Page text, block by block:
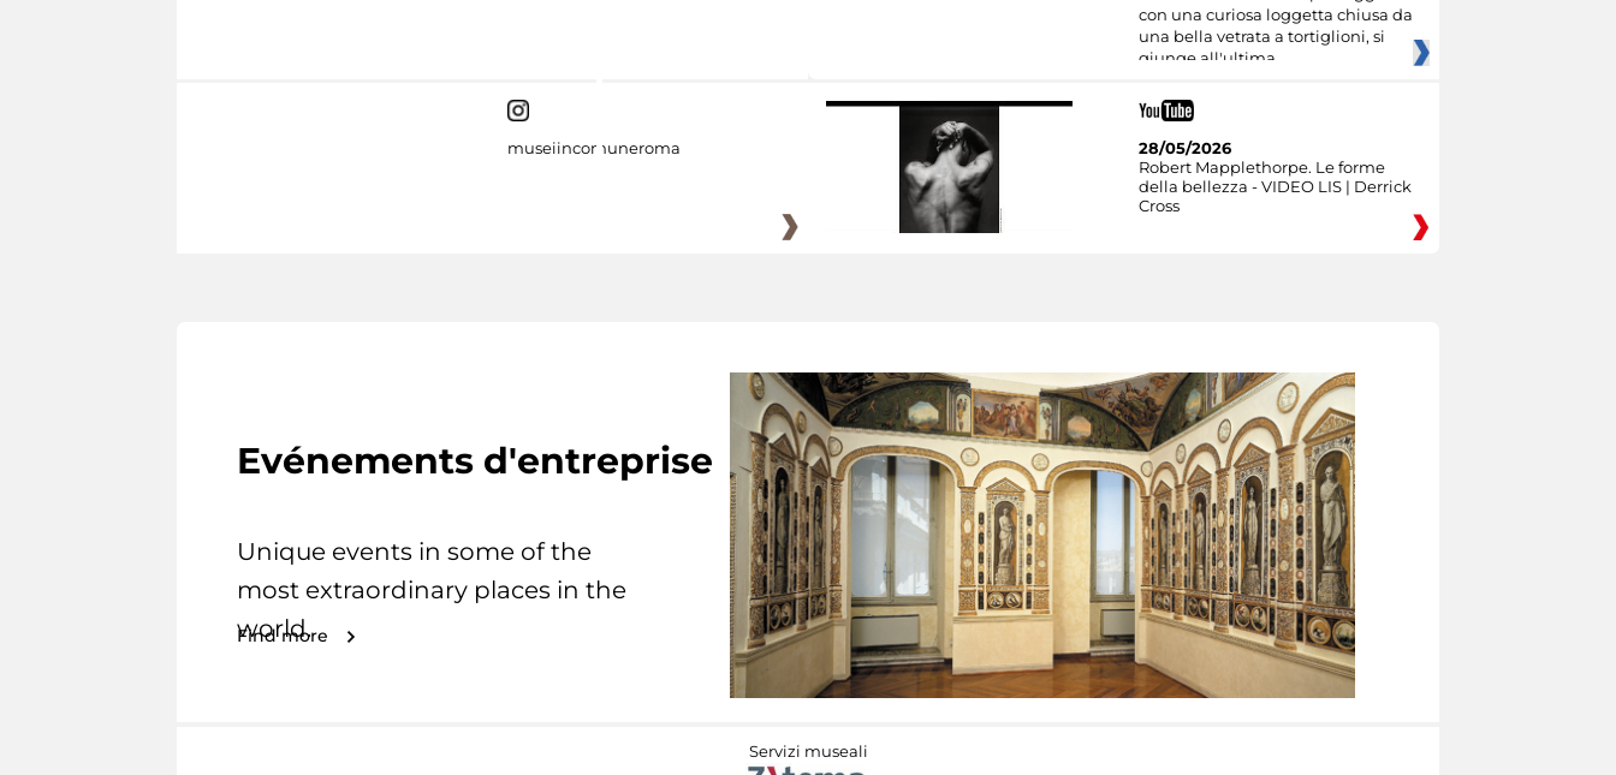
con una curiosa loggetta chiusa da
una bella vetrata a tortiglioni, si
giunge all'ultima
museiincomuneroma
28/05/2026
Robert Mapplethorpe. Le forme
della bellezza - VIDEO LIS | Derrick
Cross
Evénements d'entreprise
Unique events in some of the
most extraordinary places in the
world.
Find more
Servizi museali